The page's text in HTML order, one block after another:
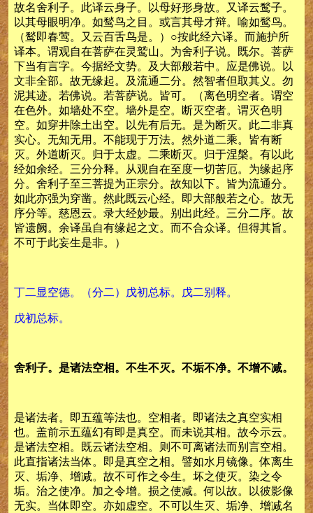
故名舍利子。此译云身子。以母好形身故。又译云鹙子。
以其母眼明净。如鹙鸟之目。或言其母才辩。喻如鹙鸟。
（鹙即春莺。又云百舌鸟是。）○按此经六译。而施护所
译本。谓观自在菩萨在灵鹫山。为舍利子说。既尔。菩萨
下当有言字。今据经文势。及大部般若中。应是佛说。以
文非全部。故无缘起。及流通二分。然智者但取其义。勿
泥其迹。若佛说。若菩萨说。皆可。（离色明空者。谓空
在色外。如墙处不空。墙外是空。断灭空者。谓灭色明
空。如穿井除土出空。以先有后无。是为断灭。此二非真
实心。无知无用。不能现于万法。然外道二乘。皆有断
灭。外道断灭。归于太虚。二乘断灭。归于涅槃。有以此
经如余经。三分分释。从观自在至度一切苦厄。为缘起序
分。舍利子至三菩提为正宗分。故知以下。皆为流通分。
如此亦强为穿凿。然此既云心经。即大部般若之心。故无
序分等。慈恩云。录大经妙最。别出此经。三分二序。故
皆遗阙。余译虽自有缘起之文。而不合众译。但得其旨。
不可于此妄生是非。）
丁二显空德。（分二）戊初总标。戊二别释。
戊初总标。
舍利子。是诸法空相。不生不灭。不垢不净。不增不减。
是诸法者。即五蕴等法也。空相者。即诸法之真空实相
也。盖前示五蕴幻有即是真空。而未说其相。故今示云。
是诸法空相。既云诸法空相。则不可离诸法而别言空相。
此直指诸法当体。即是真空之相。譬如水月镜像。体离生
灭、垢净、增减。故不可作之令生。坏之使灭。染之令
垢。治之使净。加之令增。损之使减。何以故。以彼影像
无实。当体即空。亦如虚空。不可以生灭、垢净、增减名